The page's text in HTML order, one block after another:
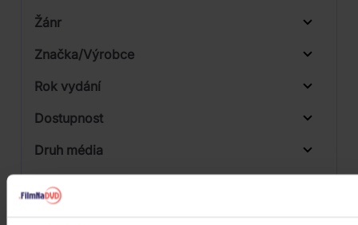
Žánr
Značka/Výrobce
Rok vydání
Od
Dostupnost
Druh média